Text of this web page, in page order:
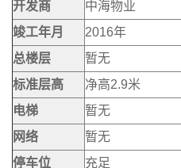
开发商
中海物业
竣工年月
2016年
总楼层
暂无
标准层高
净高2.9米
电梯
暂无
网络
暂无
停车位
充足